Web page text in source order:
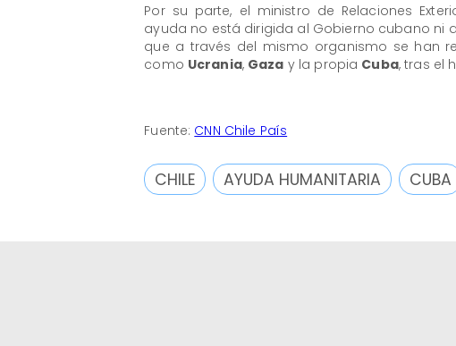
Por su parte, el ministro de Relaciones
ayuda no está dirigida al Gobierno cubano ni
que a través del mismo organismo se han
como Ucrania, Gaza y la propia Cuba, tras el
Fuente: CNN Chile País
CHILE AYUDA HUMANITARIA CUBA